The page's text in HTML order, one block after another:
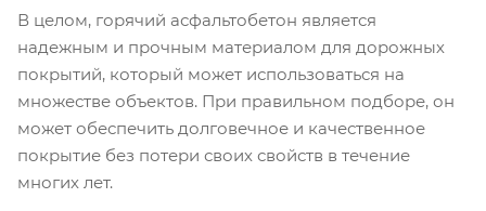
В целом, горячий асфальтобетон является
надежным и прочным материалом для дорожных
покрытий, который может использоваться на
множестве объектов. При правильном подборе, он
может обеспечить долговечное и качественное
покрытие без потери своих свойств в течение
многих лет.